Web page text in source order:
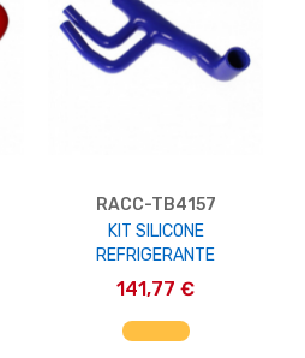
RACC-TB4157
KIT SILICONE
REFRIGERANTE
141,77 €
AGGIUNGI AL CARRELLO